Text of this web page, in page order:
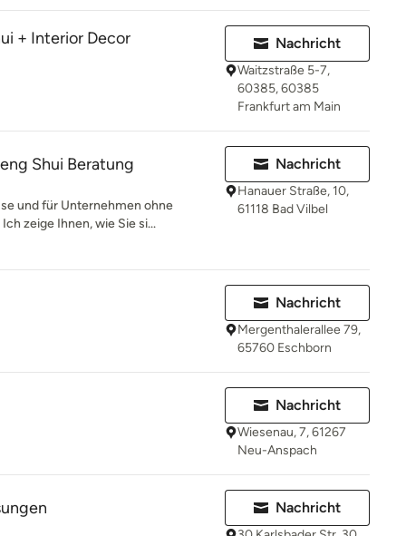
+ Interior Decor Nachricht
Waitzstraße 5-7,
60385, 60385
Frankfurt am Main
Shui Beratung
und für Unternehmen ohne
zeige Ihnen, wie Sie si...
Nachricht
Hanauer Straße, 10,
61118 Bad Vilbel
Nachricht
Mergenthalerallee 79,
65760 Eschborn
Nachricht
Wiesenau, 7, 61267
Neu-Anspach
Nachricht